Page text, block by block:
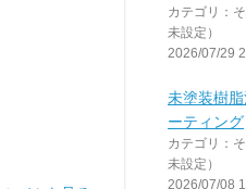
カテゴリ：
未設定）
2026/07/29
未塗装樹
ーティング
カテゴリ：
未設定）
2026/07/08